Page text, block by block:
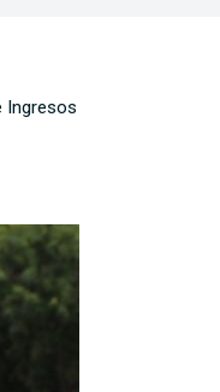
Ingresos